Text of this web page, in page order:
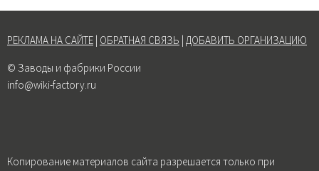
РЕКЛАМА НА САЙТЕ ОБРАТНАЯ СВЯЗЬ ДОБАВИТЬ ОРГАНИЗАЦИЮ
© Заводы и фабрики России
info@wiki-factory.ru
Копирование материалов сайта разрешается только при